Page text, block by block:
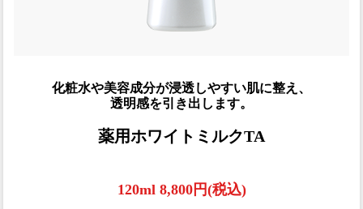
化粧水や美容成分が浸透しやすい肌に整え、
透明感を引き出します。
薬用ホワイトミルクTA
120ml 8,800円(税込)